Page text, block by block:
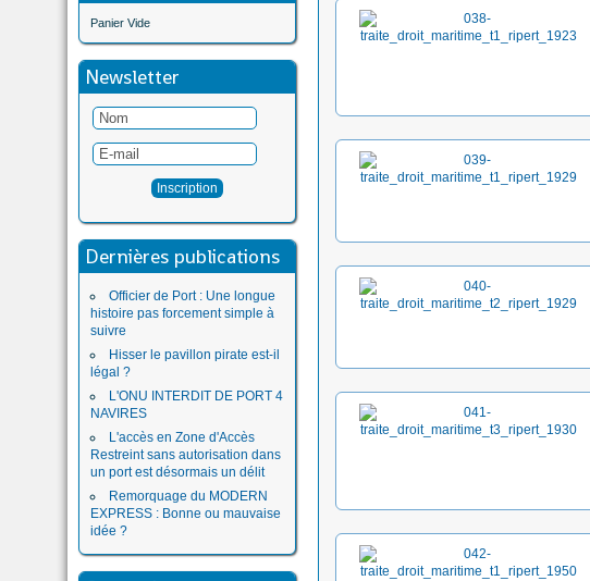
Panier Vide
Newsletter
Dernières publications
Officier de Port : Une longue
histoire pas forcement simple à
suivre
Hisser le pavillon pirate est-il
légal ?
L'ONU INTERDIT DE PORT 4
NAVIRES
L'accès en Zone d'Accès
Restreint sans autorisation dans
un port est désormais un délit
Remorquage du MODERN
EXPRESS : Bonne ou mauvaise
idée ?